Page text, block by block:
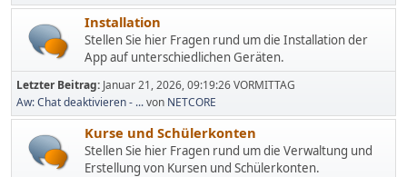
Installation
Stellen Sie hier Fragen rund um die Installation der
App auf unterschiedlichen Geräten.
Letzter Beitrag: Januar 21, 2026, 09:19:26 VORMITTAG
Aw: Chat deaktivieren - ...von NETCORE
Kurse und Schülerkonten
Stellen Sie hier Fragen rund um die Verwaltung und
Erstellung von Kursen und Schülerkonten.